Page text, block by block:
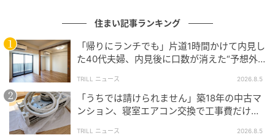
現在は、応急的な対応として擁壁の状態を月1回業者に
チェックしてもらい、ひび割れの進行状況を記録して
います。下の家の住人にも事情を説明し、状況を共
有。「すぐに崩れるわけではないと業者には言われて
いますが、本格的な修繕の予算をどう作るかが、いま
一番の悩みです」とAさんは話します。
住まい記事ランキング
「帰りにランチでも」片道1時間かけて内見し
た40代夫婦、内見後に口数が消えた“予想外
TRILL ニュース 2026.8.5
「うちでは請けられません」築18年の中古マ
ンション、寝室エアコン交換で工事費だけ約8
TRILL ニュース 2026.8.5